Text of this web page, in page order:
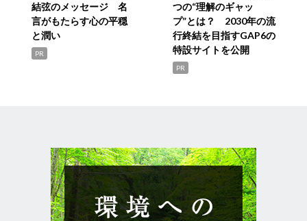
結弦のメッセージ 名
言がもたらす心の平穏
と潤い
PR
つの“理解のギャッ
プ”とは？ 2030年の流
行終結を目指すGAP6の
特設サイトを公開
PR